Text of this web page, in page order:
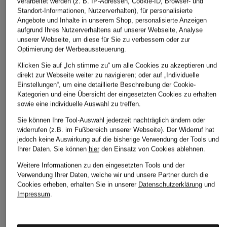
Smith & Soul
Lederjacke
CHF 299
The Frankie Shop
Lederjacke CARNABY
CHF 580
ALLSAINTS
Lederjacke FLOR
CHF 349
Weitere Kategorien
Abendkleider
Bademäntel für Herren
Kleider
Lederjacken für Herren
Standort-Informationen, Nutzerverhalten), für personalisierte
Angebote und Inhalte in unserem Shop, personalisierte Anzeigen
aufgrund Ihres Nutzerverhaltens auf unserer Webseite, Analyse
unserer Webseite, um diese für Sie zu verbessern oder zur
Optimierung der Werbeaussteuerung.
Klicken Sie auf „Ich stimme zu“ um alle Cookies zu akzeptieren und
direkt zur Webseite weiter zu navigieren; oder auf „Individuelle
Einstellungen“, um eine detaillierte Beschreibung der Cookie-
Kategorien und eine Übersicht der eingesetzten Cookies zu erhalten
sowie eine individuelle Auswahl zu treffen.
Sie können Ihre Tool-Auswahl jederzeit nachträglich ändern oder
widerrufen (z.B. im Fußbereich unserer Webseite). Der Widerruf hat
jedoch keine Auswirkung auf die bisherige Verwendung der Tools und
Ihrer Daten. Sie können hierden Einsatz von Cookies ablehnen.
Weitere Informationen zu den eingesetzten Tools und der
Verwendung Ihrer Daten, welche wir und unsere Partner durch die
Cookies erheben, erhalten Sie in unserer Datenschutzerklärungund
Impressum.